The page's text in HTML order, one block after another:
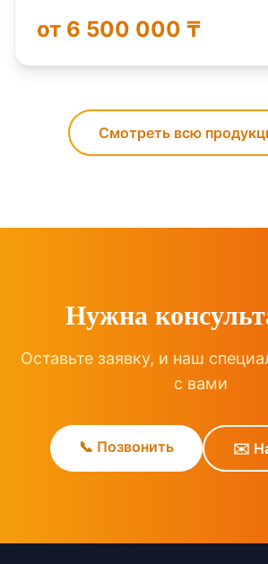
от 6 500 000 ₸
Смотреть всю
Нужна
Оставьте заявку, и наш
с вами
📞 Позвонить ✉️